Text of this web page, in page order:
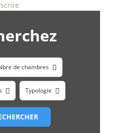
de chambres
Typologie